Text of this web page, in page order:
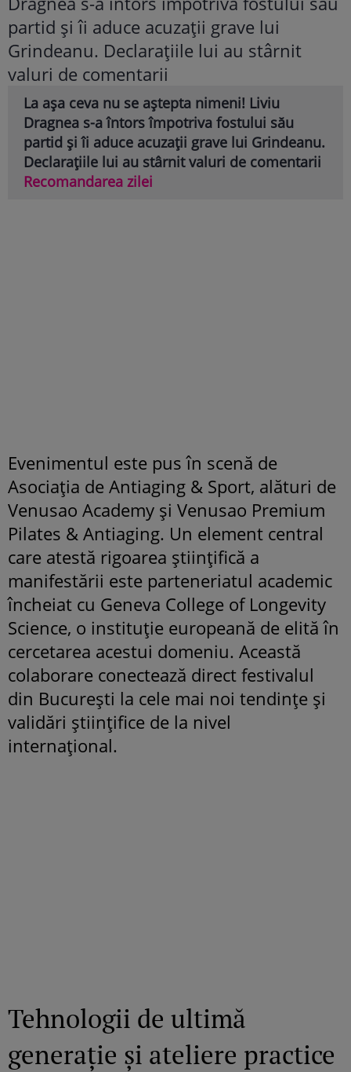
La așa ceva nu se aștepta nimeni! Liviu
Dragnea s-a întors împotriva fostului său
partid și îi aduce acuzații grave lui Grindeanu.
Declarațiile lui au stârnit valuri de comentarii
Recomandarea zilei
Evenimentul este pus în scenă de
Asociația de Antiaging & Sport, alături de
Venusao Academy și Venusao Premium
Pilates & Antiaging. Un element central
care atestă rigoarea științifică a
manifestării este parteneriatul academic
încheiat cu Geneva College of Longevity
Science, o instituție europeană de elită în
cercetarea acestui domeniu. Această
colaborare conectează direct festivalul
din București la cele mai noi tendințe și
validări științifice de la nivel
internațional.
Tehnologii de ultimă
generație și ateliere practice